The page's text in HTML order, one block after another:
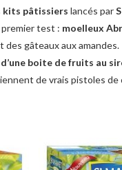
kits pâtissiers lancés par
test : moelleux
gâteaux aux amandes.
d’une boite de fruits au
de vrais pistoles de